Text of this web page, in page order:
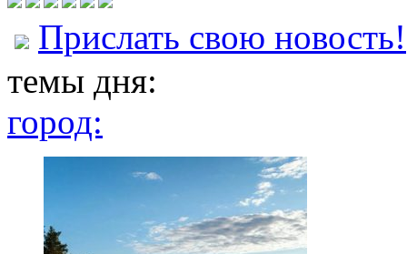
Прислать свою новость!
темы дня:
город: